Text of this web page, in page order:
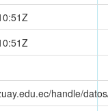
handle/